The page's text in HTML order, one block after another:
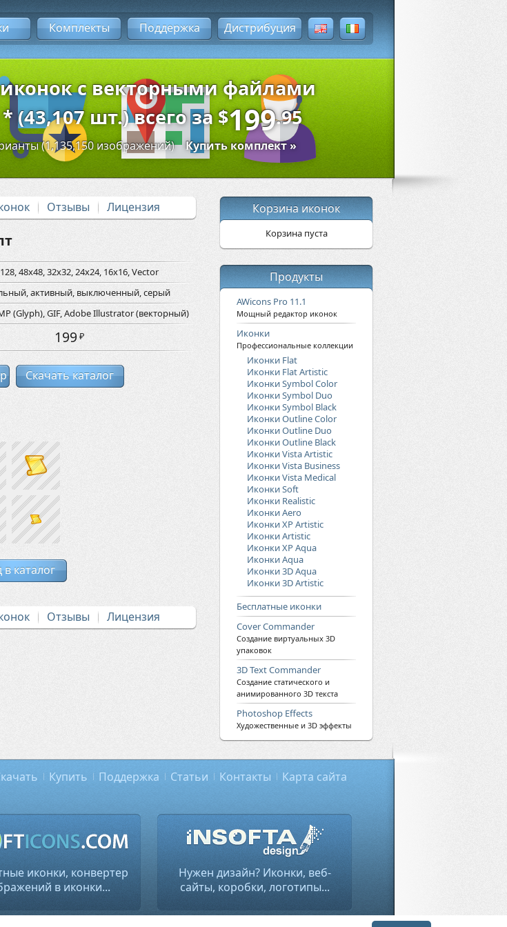
Комплекты Поддержка Дистрибуция
с векторными файлами
(43,107 шт.) всего за$199.95
(1,135,150 изображений) Купить комплект »
Отзывы Лицензия
48x48, 32x32, 24x24, 16x16, Vector
активный, выключенный, серый
(Glyph), GIF, Adobe Illustrator (векторный)
199 ₽
Скачать каталог
в каталог
Отзывы Лицензия
Корзина иконок
Корзина пуста
Продукты
AWicons Pro 11.1
Мощный редактор иконок
Иконки
Профессиональные коллекции
Иконки Flat
Иконки Flat Artistic
Иконки Symbol Color
Иконки Symbol Duo
Иконки Symbol Black
Иконки Outline Color
Иконки Outline Duo
Иконки Outline Black
Иконки Vista Artistic
Иконки Vista Business
Иконки Vista Medical
Иконки Soft
Иконки Realistic
Иконки Aero
Иконки XP Artistic
Иконки Artistic
Иконки XP Aqua
Иконки Aqua
Иконки 3D Aqua
Иконки 3D Artistic
Бесплатные иконки
Cover Commander
Создание виртуальных 3D
упаковок
3D Text Commander
Создание статического и
анимированного 3D текста
Photoshop Effects
Художественные и 3D эффекты
Купить Поддержка Статьи Контакты Карта сайта
иконки, конвертер
в иконки...
Нужен дизайн? Иконки, веб-
сайты, коробки, логотипы...